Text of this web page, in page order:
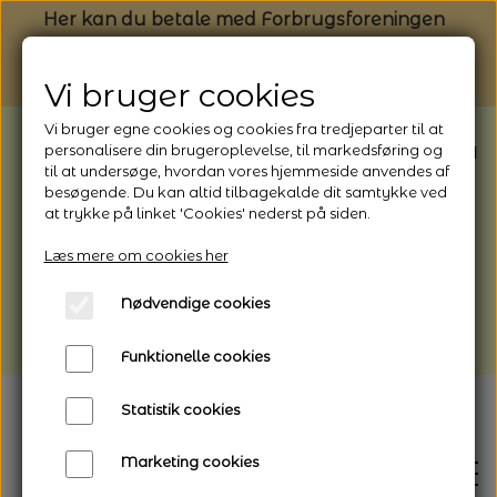
Her kan du betale med Forbrugsforeningen
BEMÆRK: Butikken har ferielukket* fra
1/8 - 9/8 - 2026
*Webshoppen er åben og sender hele
afhentning
Vi gør opmærksom på, at der kan være lidt
længere leveringstid
Vi bruger cookies
Vi bruger egne cookies og cookies fra tredjeparter til at
personalisere din brugeroplevelse, til markedsføring og
til at undersøge, hvordan vores hjemmeside anvendes af
besøgende. Du kan altid tilbagekalde dit samtykke ved
at trykke på linket 'Cookies' nederst på siden.
Læs mere om cookies her
Nødvendige cookies
Funktionelle cookies
Statistik cookies
Marketing cookies